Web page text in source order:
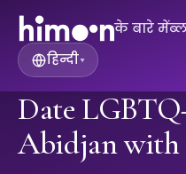
के बारे में
हिन्दी▾
Date
Abidjan